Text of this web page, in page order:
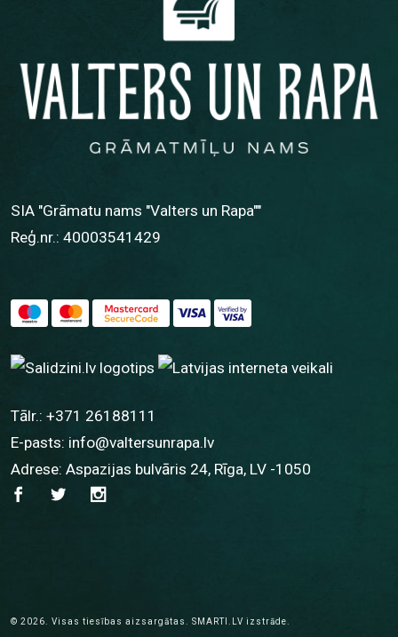
SIA "Grāmatu nams "Valters un Rapa""
Reģ.nr.: 40003541429
Tālr.: +371 26188111
E-pasts: info@valtersunrapa.lv
Adrese: Aspazijas bulvāris 24, Rīga, LV -1050
© 2026. Visas tiesības aizsargātas. SMARTI.LV izstrāde.